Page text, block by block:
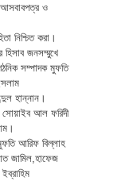
আসবাবপত্র ও
নিশ্চিত করা।
জনসম্মুখে
সম্পাদক মুফতি
হান্নান।
আল ফরিদী
আরিফ বিল্লাহ
জামিল,হাফেজ